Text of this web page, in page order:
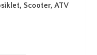
Scooter, ATV